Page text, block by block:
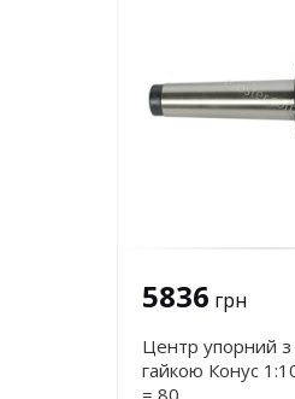
5836 грн
Центр упорний
гайкою Конус
= 80